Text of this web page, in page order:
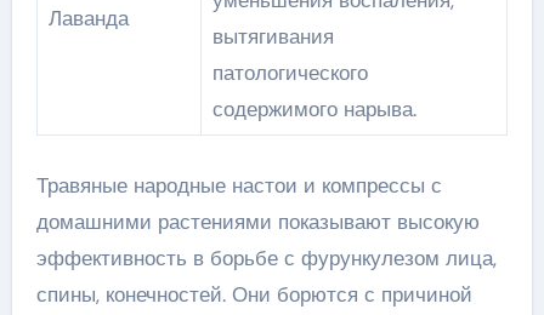
Лаванда
вытягивания
патологического
содержимого нарыва.
Травяные народные настои и компрессы с
домашними растениями показывают высокую
эффективность в борьбе с фурункулезом лица,
спины, конечностей. Они борются с причиной